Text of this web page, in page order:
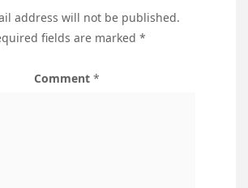
address will not be published.
fields are marked *
Comment *